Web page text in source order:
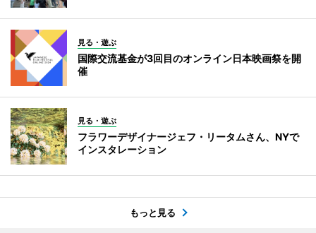
見る・遊ぶ
国際交流基金が3回目のオンライン日本映画祭を開
催
見る・遊ぶ
フラワーデザイナージェフ・リータムさん、NYで
インスタレーション
もっと見る